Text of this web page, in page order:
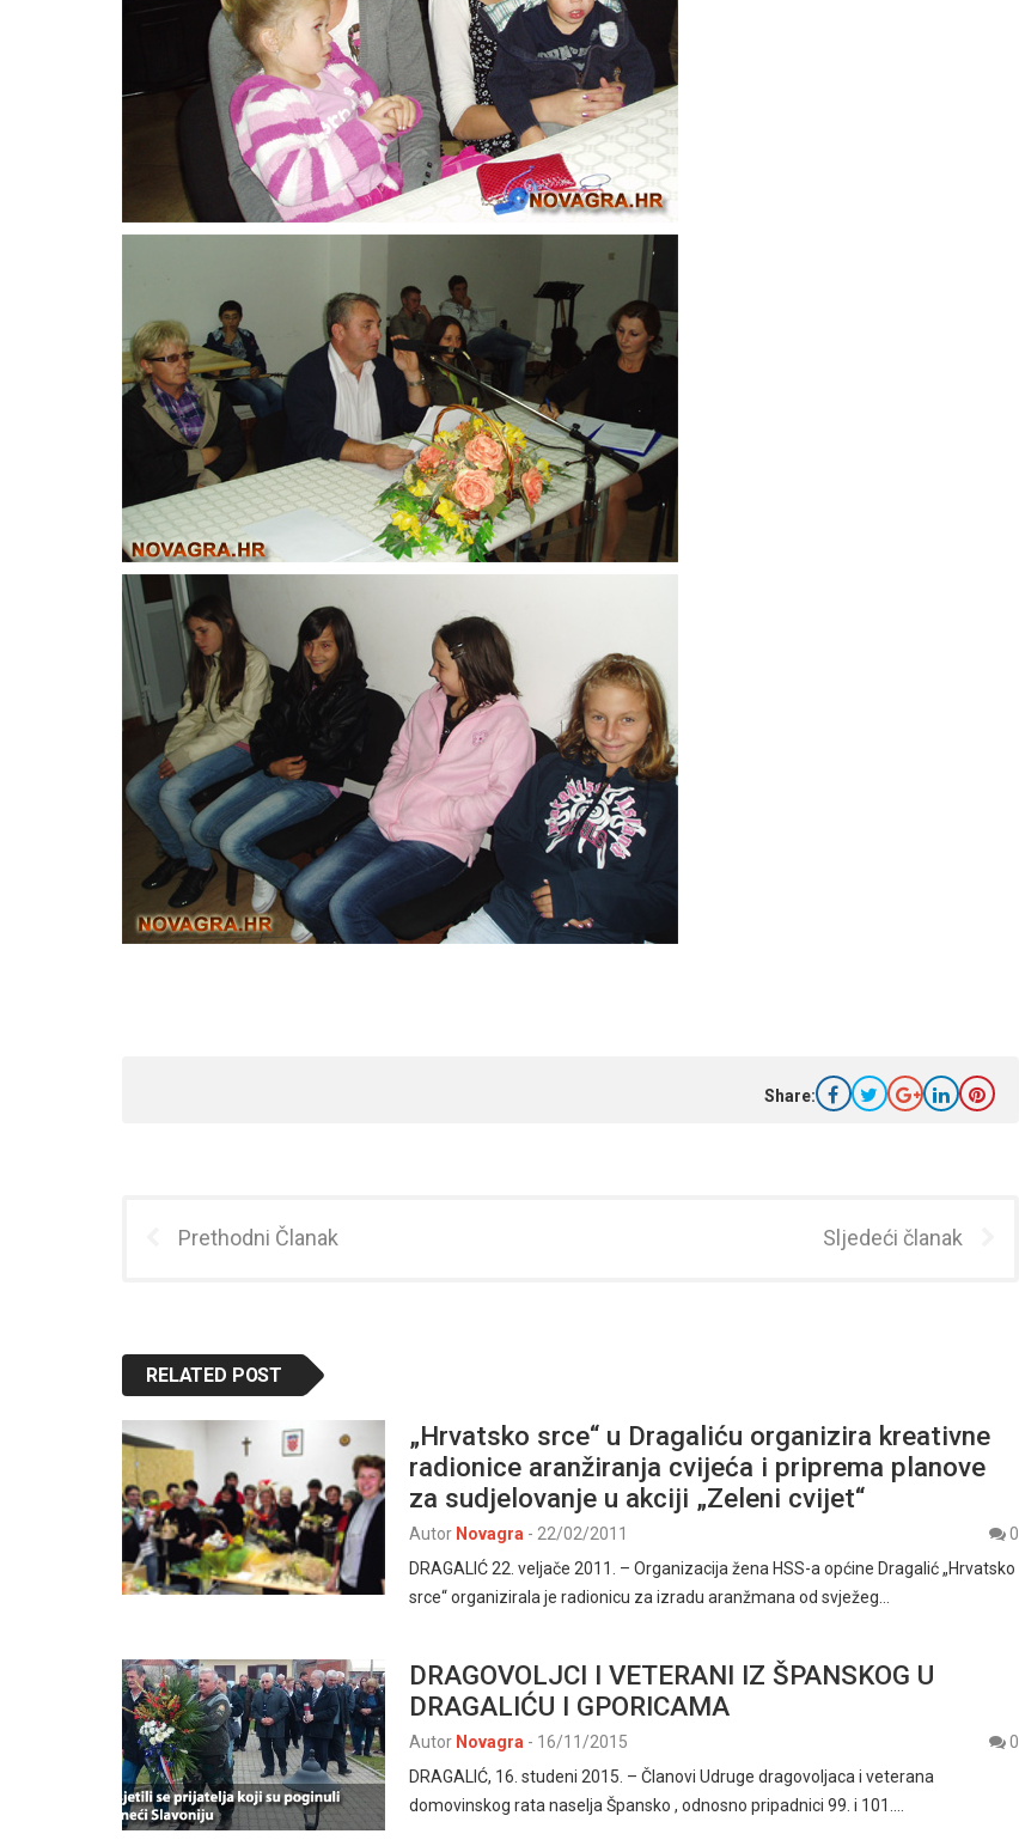
Share:
Prethodni Članak Sljedeći članak
RELATED POST
„Hrvatsko srce“ u Dragaliću organizira kreativne
radionice aranžiranja cvijeća i priprema planove
za sudjelovanje u akciji „Zeleni cvijet“
Autor Novagra - 22/02/2011
0
DRAGALIĆ 22. veljače 2011. – Organizacija žena HSS-a općine Dragalić „Hrvatsko
srce“ organizirala je radionicu za izradu aranžmana od svježeg…
DRAGOVOLJCI I VETERANI IZ ŠPANSKOG U
DRAGALIĆU I GPORICAMA
Autor Novagra - 16/11/2015
0
DRAGALIĆ, 16. studeni 2015. – Članovi Udruge dragovoljaca i veterana
domovinskog rata naselja Špansko , odnosno pripadnici 99. i 101.…